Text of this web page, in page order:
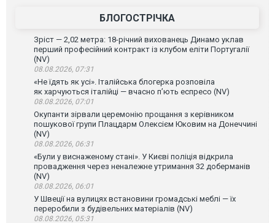
БЛОГОСТРІЧКА
Зріст — 2,02 метра: 18-річний вихованець Динамо уклав
перший професійний контракт із клубом еліти Португалії
(NV)
08.08.2026, 07:31
«Не їдять як усі». Італійська блогерка розповіла
як харчуються італійці — вчасно п’ють еспресо (NV)
08.08.2026, 07:01
Окупанти зірвали церемонію прощання з керівником
пошукової групи Плацдарм Олексієм Юковим на Донеччині
(NV)
08.08.2026, 06:31
«Були у виснаженому стані». У Києві поліція відкрила
провадження через неналежне утримання 32 доберманів
(NV)
08.08.2026, 06:01
У Швеції на вулицях встановини громадські меблі — їх
переробили з будівельних матеріалів (NV)
08.08.2026, 05:31